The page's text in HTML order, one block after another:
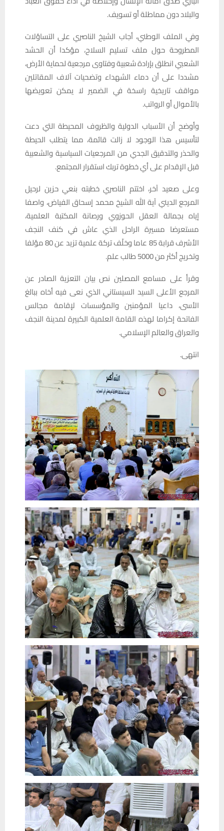
والبلاد دون مماطلة أو تسويف.
وفي الملف الوطني، أجاب الشيخ الناصري على التساؤلات
المطروحة حول ملف تسليم السلاح، مؤكدا أن الحشد
الشعبي انطلق بإرادة شعبية وفتاوى مرجعية لحماية الأرض،
مشددا على أن دماء الشهداء وتضحيات آلاف المقاتلين
مواقف تاريخية راسخة في الضمير لا يمكن تعويضها
بالأموال أو الرواتب.
وأوضح أن الأسباب الدولية والظروف المحيطة التي دعت
لتأسيس هذا الوجود لا زالت قائمة، مما يتطلب الحيطة
والحذر والتدقيق الجدي من المرجعيات السياسية والشعبية
قبل الإقدام على أي خطوة تربك استقرار المجتمع.
وعلى صعيد آخر، اختتم الناصري خطبته بنعي حزين لرحيل
المرجع الديني آية الله الشيخ محمد إسحاق الفياض، واصفا
إياه بجمالة العقل الحوزوي ورصانة المكتبة العلمية،
مستعرضا مسيرة الراحل الذي عاش في كنف النجف
الأشرف قرابة 85 عاما وخلّف تركة علمية تزيد عن 80 مؤلفا
وتخريج أكثر من 5000 طالب علم.
وقرأ على مسامع المصلين نص بيان التعزية الصادر عن
المرجع الأعلى السيد السيستاني الذي نعى فيه أخاه ببالغ
الأسى، داعيا المؤمنين والمؤسسات لإقامة مجالس
الفاتحة إكراما لهذه القامة العلمية الكبيرة لمدينة النجف
والعراق والعالم الإسلامي.
انتهى.